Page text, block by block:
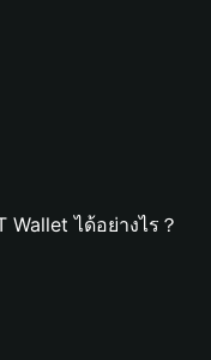
ได้อย่างไร？